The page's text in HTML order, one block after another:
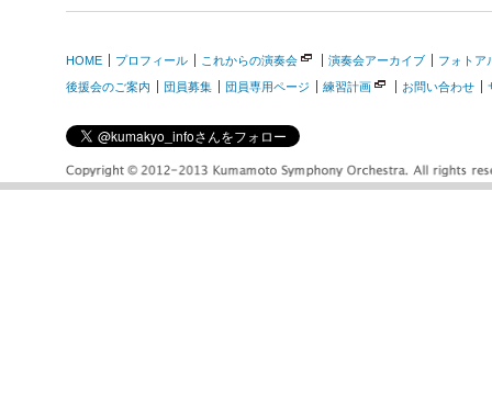
HOME プロフィール これからの演奏会 演奏会アーカイブ
フォトア
後援会のご案内
団員募集 団員専用ページ 練習計画 お問い合わせ